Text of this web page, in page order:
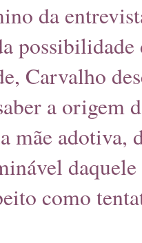
da
Carvalho
a origem
mãe adotiva,
como